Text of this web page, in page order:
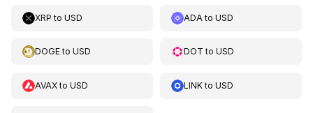
XRP to USD ADA toUSD
DOGEto USD DOT toUSD
AVAXto USD LINKtoUSD